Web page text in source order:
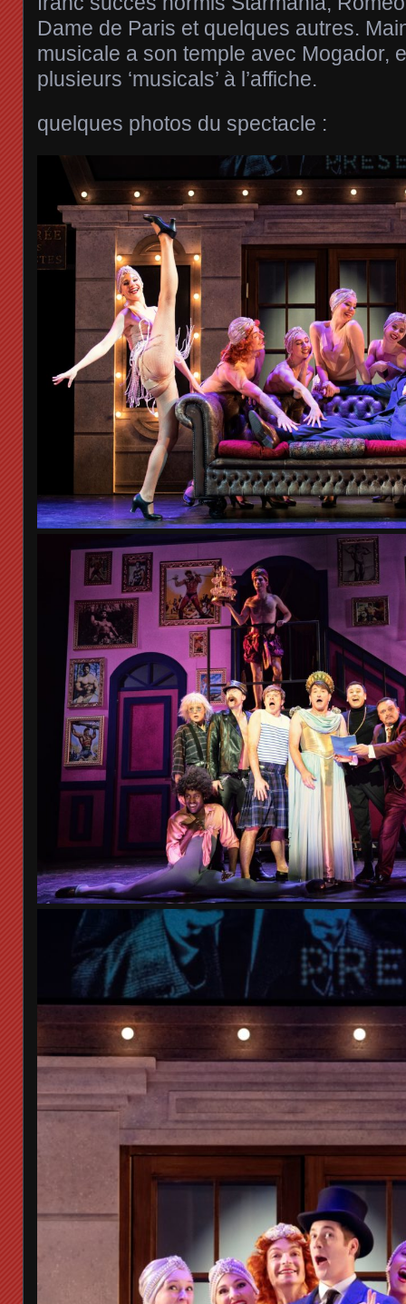
Dame de Paris et quelques autres.
musicale a son temple avec Mogador,
plusieurs ‘musicals’ à l’affiche.
quelques photos du spectacle :